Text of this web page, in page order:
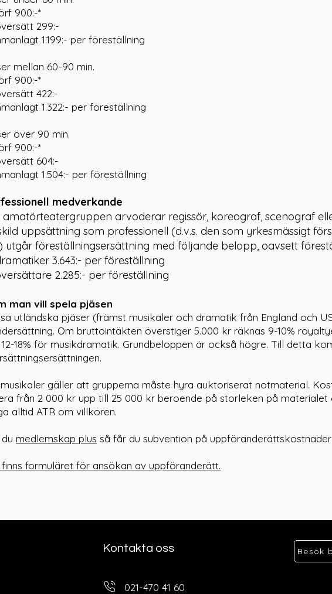
900:-*
299:-
1.199:- per föreställning
mellan 60-90 min.
900:-*
422:-
1.322:- per föreställning
över 90 min.
900:-*
604:-
1.504:- per föreställning
medverkande
amatörteatergruppen arvoderar regissör, koreograf, scenograf
uppsättning som professionell (d.v.s. den som yrkesmässigt
utgår föreställningsersättning med följande belopp, oavsett
3.643:- per föreställning
2.285:- per föreställning
man vill spela pjäsen
utländska pjäser (främst musikaler och dramatik från England och
Om bruttointäkten överstiger 5.000 kr räknas 9-10%
18% för musikdramatik. Grundbeloppen är också högre. Till detta
gäller att grupperna måste hyra auktoriserat notmaterial.
från 2 000 kr upp till 25 000 kr beroende på storleken på materialet
alltid ATR om villkoren.
medlemskap plus så får du subvention på
formuläret för ansökan av uppföranderätt.
Kontakta oss Besök
021-470 41 60